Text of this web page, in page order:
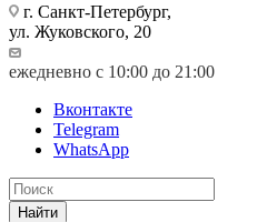
г. Санкт-Петербург,
ул. Жуковского, 20
ежедневно с 10:00 до 21:00
Вконтакте
Telegram
WhatsApp
Найти